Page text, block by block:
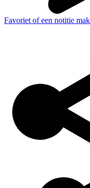
Favoriet of een notitie